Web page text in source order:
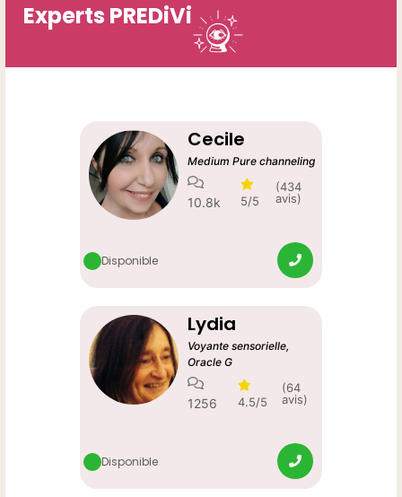
Experts PREDiVi
Cecile
Medium Pure channeling
10.8k 5/5
(434
avis)
Disponible
Lydia
Voyante sensorielle,
Oracle G
1256 4.5/5
(64
avis)
Disponible